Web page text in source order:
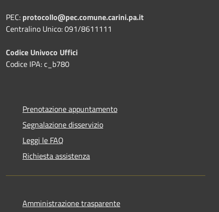
PEC: protocollo@pec.comune.carini.pa.it
Centralino Unico: 091/8611111
Codice Univoco Uffici
Codice IPA: c_b780
Prenotazione appuntamento
Segnalazione disservizio
Leggi le FAQ
Richiesta assistenza
Amministrazione trasparente